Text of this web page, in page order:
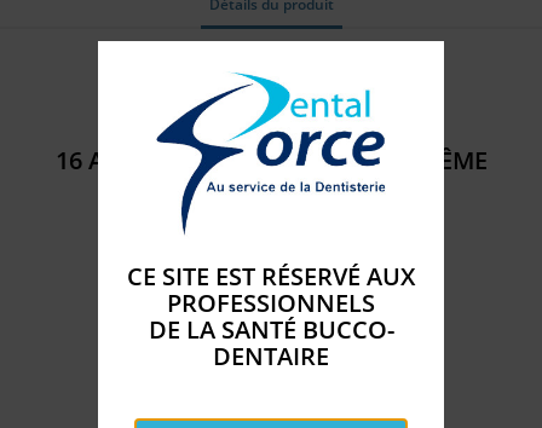
Détails du produit
Référence
16 AUTRES PRODUITS DANS LA MÊME
CATÉGORIE :
CE SITE EST RÉSERVÉ AUX
PROFESSIONNELS
DE LA SANTÉ BUCCO-
DENTAIRE